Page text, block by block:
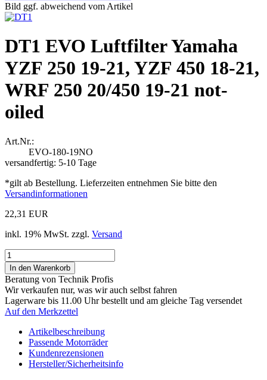
Bild ggf. abweichend vom Artikel
DT1 EVO Luftfilter Yamaha
YZF 250 19-21, YZF 450 18-21,
WRF 250 20/450 19-21 not-
oiled
Art.Nr.:
EVO-180-19NO
versandfertig: 5-10 Tage
*gilt ab Bestellung. Lieferzeiten entnehmen Sie bitte den
Versandinformationen
22,31 EUR
inkl. 19% MwSt. zzgl. Versand
Beratung von Technik Profis
Wir verkaufen nur, was wir auch selbst fahren
Lagerware bis 11.00 Uhr bestellt und am gleiche Tag versendet
Auf den Merkzettel
Artikelbeschreibung
Passende Motorräder
Kundenrezensionen
Hersteller/Sicherheitsinfo